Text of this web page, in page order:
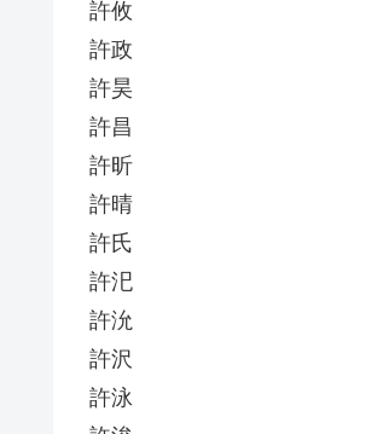
許攸
許政
許昊
許昌
許昕
許晴
許氏
許汜
許沇
許沢
許泳